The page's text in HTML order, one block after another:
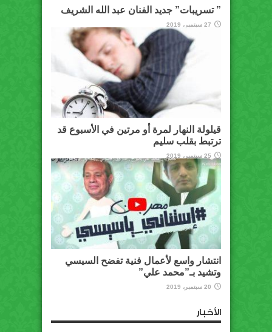
” تسريبات” جديد الفنان عبد الله الشريف
27 سبتمبر، 2019
قيلولة النهار لمرة أو مرتين في الأسبوع قد
ترتبط بقلب سليم
25 سبتمبر، 2019
انتشار واسع لأعمال فنية تفضح السيسي
وتشيد بـ”محمد علي”
20 سبتمبر، 2019
الأخبار